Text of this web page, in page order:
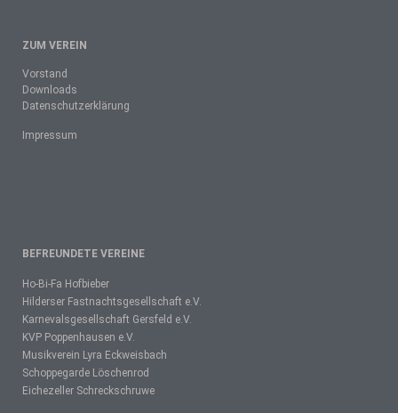
ZUM VEREIN
Vorstand
Downloads
Datenschutzerklärung
Impressum
BEFREUNDETE VEREINE
Ho-Bi-Fa Hofbieber
Hilderser Fastnachtsgesellschaft e.V.
Karnevalsgesellschaft Gersfeld e.V.
KVP Poppenhausen e.V.
Musikverein Lyra Eckweisbach
Schoppegarde Löschenrod
Eichezeller Schreckschruwe